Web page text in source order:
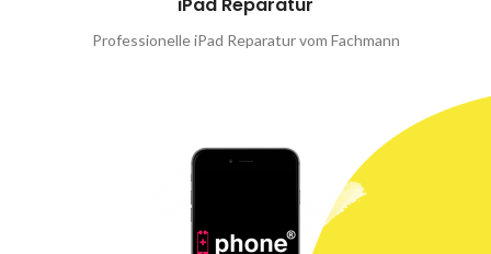
Professionelle iPad Reparatur vom Fachmann